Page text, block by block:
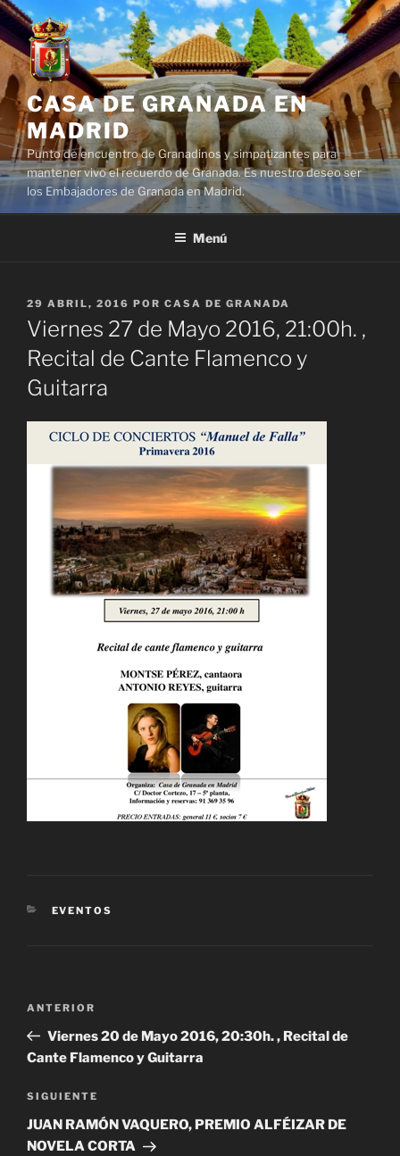
Saltar
al
contenido
CASA DE GRANADA EN
MADRID
Punto de encuentro de Granadinos y simpatizantes para
mantener vivo el recuerdo de Granada. Es nuestro deseo ser
los Embajadores de Granada en Madrid.
Menú
PUBLICADO
EL
29 ABRIL, 2016 POR CASA DE GRANADA
Viernes 27 de Mayo 2016, 21:00h. ,
Recital de Cante Flamenco y
Guitarra
CATEGORÍAS
EVENTOS
entradas
Entrada
anterior:
ANTERIOR
Viernes 20 de Mayo 2016, 20:30h. , Recital de
Cante Flamenco y Guitarra
Siguiente
entrada
SIGUIENTE
JUAN RAMÓN VAQUERO, PREMIO ALFÉIZAR DE
NOVELA CORTA